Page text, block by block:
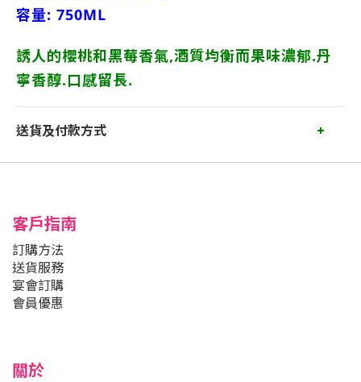
容量: 750ML
誘人的櫻桃和黑莓香氣,酒質均衡而果味濃郁.丹
寧香醇.口感留長.
送貨及付款方式
客戶指南
訂購方法
送貨服務
宴會訂購
會員優惠
關於